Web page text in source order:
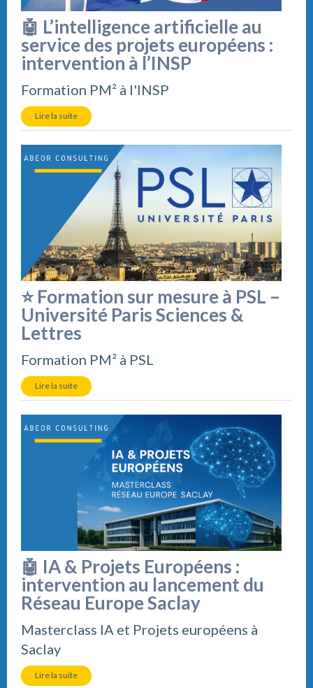
🤖 L’intelligence artificielle au
service des projets européens :
intervention à l’INSP
Formation PM² à l'INSP
Lire la suite
⭐ Formation sur mesure à PSL –
Université Paris Sciences &
Lettres
Formation PM² à PSL
Lire la suite
🤖 IA & Projets Européens :
intervention au lancement du
Réseau Europe Saclay
Masterclass IA et Projets européens à
Saclay
Lire la suite